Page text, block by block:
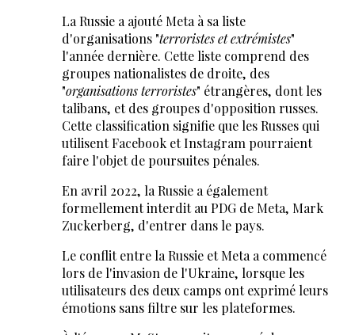
La Russie a ajouté Meta à sa liste
d'organisations "terroristes et extrémistes"
l'année dernière. Cette liste comprend des
groupes nationalistes de droite, des
"organisations terroristes" étrangères, dont les
talibans, et des groupes d'opposition russes.
Cette classification signifie que les Russes qui
utilisent Facebook et Instagram pourraient
faire l'objet de poursuites pénales.
En avril 2022, la Russie a également
formellement interdit au PDG de Meta, Mark
Zuckerberg, d'entrer dans le pays.
Le conflit entre la Russie et Meta a commencé
lors de l'invasion de l'Ukraine, lorsque les
utilisateurs des deux camps ont exprimé leurs
émotions sans filtre sur les plateformes.